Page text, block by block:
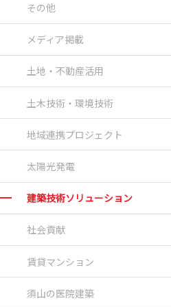
その他
メディア掲載
土地・不動産活用
土木技術・環境技術
地域連携プロジェクト
太陽光発電
建築技術ソリューション
社会貢献
賃貸マンション
須山の医院建築